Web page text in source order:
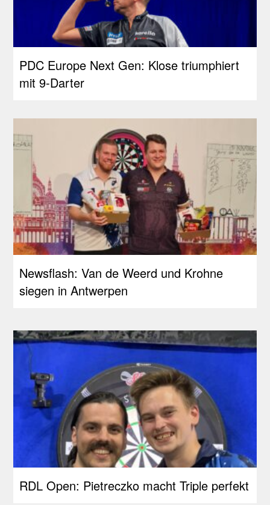
PDC Europe Next Gen: Klose triumphiert
mit 9-Darter
Newsflash: Van de Weerd und Krohne
siegen in Antwerpen
RDL Open: Pietreczko macht Triple perfekt